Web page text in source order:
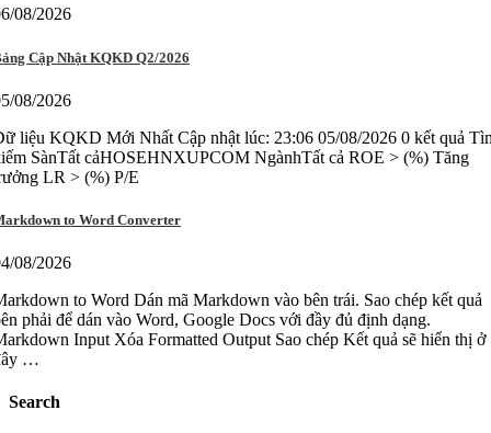
08/2026
Cập Nhật KQKD Q2/2026
08/2026
liệu KQKD Mới Nhất Cập nhật lúc: 23:06 05/08/2026 0 kết quả
SànTất cảHOSEHNXUPCOM NgànhTất cả ROE > (%) Tăng
LR > (%) P/E
to Word Converter
08/2026
to Word Dán mã Markdown vào bên trái. Sao chép kết quả
phải để dán vào Word, Google Docs với đầy đủ định dạng.
Input Xóa Formatted Output Sao chép Kết quả sẽ hiển thị ở
…
Search